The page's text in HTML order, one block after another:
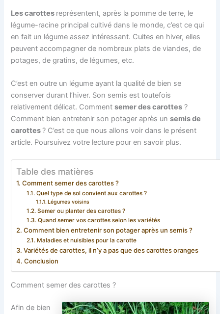
Les carottes représentent, après la pomme de terre, le
légume-racine principal cultivé dans le monde, c’est ce qui
en fait un légume assez intéressant. Cuites en hiver, elles
peuvent accompagner de nombreux plats de viandes, de
potages, de gratins, de légumes, etc.
C’est en outre un légume ayant la qualité de bien se
conserver durant l’hiver. Son semis est toutefois
relativement délicat. Commentsemer des carottes ?
Comment bien entretenir son potager après unsemis de
carottes? C’est ce que nous allons voir dans le présent
article. Poursuivez votre lecture pour en savoir plus.
Table des matières
Comment semer des carottes ?
Quel type de sol convient aux carottes ?
Légumes voisins
Semer ou planter des carottes ?
Quand semer vos carottes selon les variétés
Comment bien entretenir son potager après un semis ?
Maladies et nuisibles pour la carotte
Variétés de carottes, il n’y a pas que des carottes oranges
Conclusion
Comment semer des carottes ?
Afin de bien